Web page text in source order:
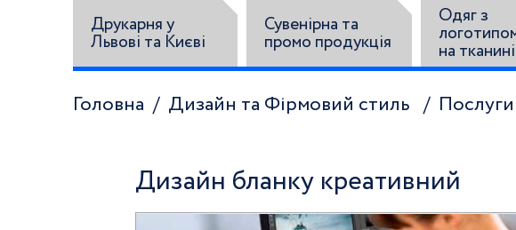
Друкарня у
Львові та Києві
Сувенірна та
промо продукція
Одяг з
на тканині
Головна Дизайн та Фірмовий стиль
Дизайн бланку креативний